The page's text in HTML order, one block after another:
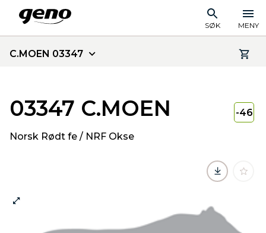
SØK MENY
C.MOEN 03347
03347 C.MOEN
Norsk Rødt fe / NRF Okse
-46